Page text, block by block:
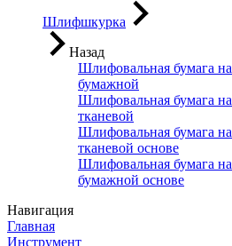
Шлифшкурка
Назад
Шлифовальная бумага на
бумажной
Шлифовальная бумага на
тканевой
Шлифовальная бумага на
тканевой основе
Шлифовальная бумага на
бумажной основе
Навигация
Главная
Инструмент